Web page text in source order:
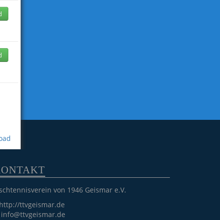
von 1946 Geismar e.V.
http://ttvgeismar.de
info@ttvgeismar.de